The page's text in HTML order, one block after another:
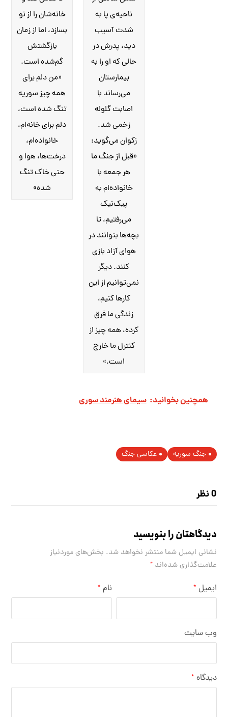
خانه‌شان را از نو
بسازد، اما از زمان
بازگشتش
گم‌شده است.
«من دلم برای
همه چیز سوریه
تنگ شده است،
دلم برای خانه‌ام،
خانواده‌ام،
درخت‌ها، هوا و
حتی خاک تنگ
شده»
ناحیه‌ی پا به
شدت آسیب
دید، پدرش در
حالی که او را به
بیمارستان
می‌رساند با
اصابت گلوله
زخمی شد.
زکوان می‌گوید:
«قبل از جنگ ما
هر جمعه با
خانواده‌ام به
پیک‌نیک
می‌رفتیم، تا
بچه‌ها بتوانند در
هوای آزاد بازی
کنند. دیگر
نمی‌توانیم از این
کارها کنیم،
زندگی ما فرق
کرده، همه چیز از
کنترل ما خارج
است.»
همچنین بخوانید: سیمای هنرمند سوری
جنگ سوریه عکاسی جنگ
0 نظر
دیدگاهتان را بنویسید
نشانی ایمیل شما منتشر نخواهد شد. بخش‌های موردنیاز
علامت‌گذاری شده‌اند*
نام * ایمیل *
وب‌ سایت
دیدگاه *